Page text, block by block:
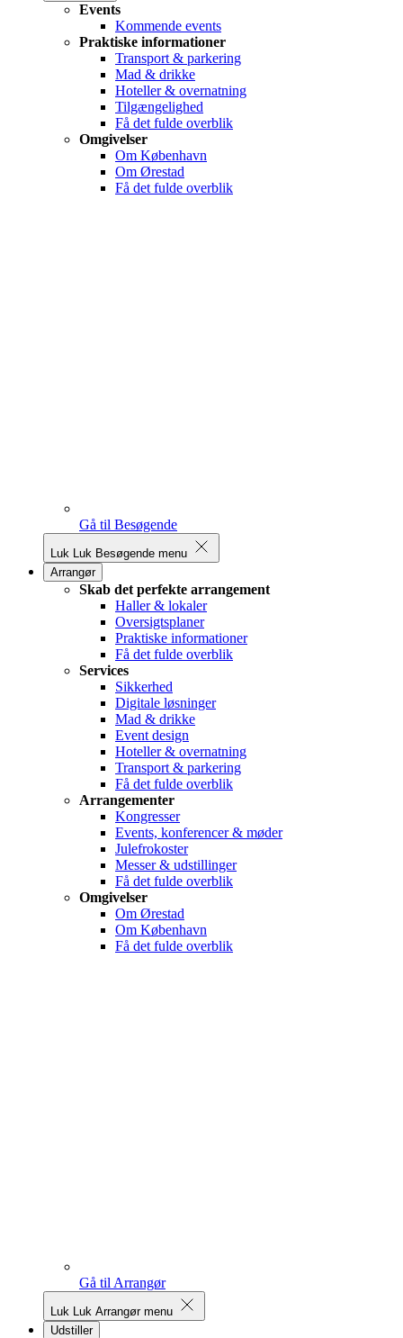
Events
Kommende events
Praktiske informationer
Transport & parkering
Mad & drikke
Hoteller & overnatning
Tilgængelighed
Få det fulde overblik
Omgivelser
Om København
Om Ørestad
Få det fulde overblik
Gå til Besøgende
Luk Luk Besøgende menu
Arrangør
Skab det perfekte arrangement
Haller & lokaler
Oversigtsplaner
Praktiske informationer
Få det fulde overblik
Services
Sikkerhed
Digitale løsninger
Mad & drikke
Event design
Hoteller & overnatning
Transport & parkering
Få det fulde overblik
Arrangementer
Kongresser
Events, konferencer & møder
Julefrokoster
Messer & udstillinger
Få det fulde overblik
Omgivelser
Om Ørestad
Om København
Få det fulde overblik
Gå til Arrangør
Luk Luk Arrangør menu
Udstiller